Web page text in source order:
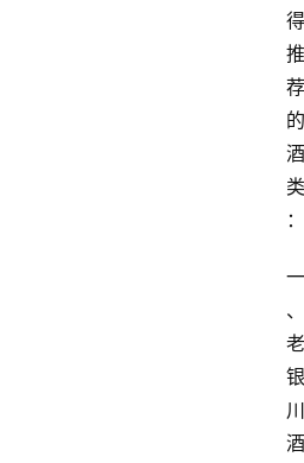
得
推
荐
的
酒
类
：
一
、
老
银
川
酒